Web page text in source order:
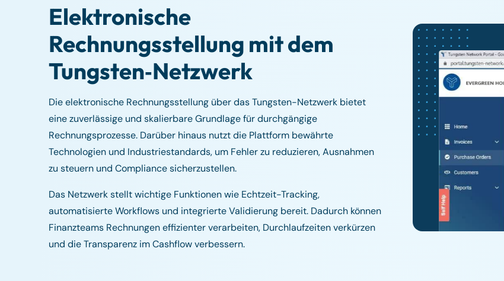
Elektronische
Rechnungsstellung mit dem
Tungsten‑Netzwerk
Die elektronische Rechnungsstellung über das Tungsten-Netzwerk bietet
eine zuverlässige und skalierbare Grundlage für durchgängige
Rechnungsprozesse. Darüber hinaus nutzt die Plattform bewährte
Technologien und Industriestandards, um Fehler zu reduzieren, Ausnahmen
zu steuern und Compliance sicherzustellen.
Das Netzwerk stellt wichtige Funktionen wie Echtzeit-Tracking,
automatisierte Workflows und integrierte Validierung bereit. Dadurch können
Finanzteams Rechnungen effizienter verarbeiten, Durchlaufzeiten verkürzen
und die Transparenz im Cashflow verbessern.